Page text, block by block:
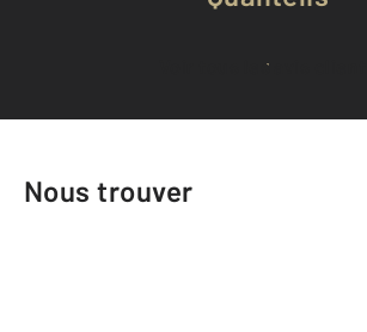
Voir tous les avis clients
Nous trouver